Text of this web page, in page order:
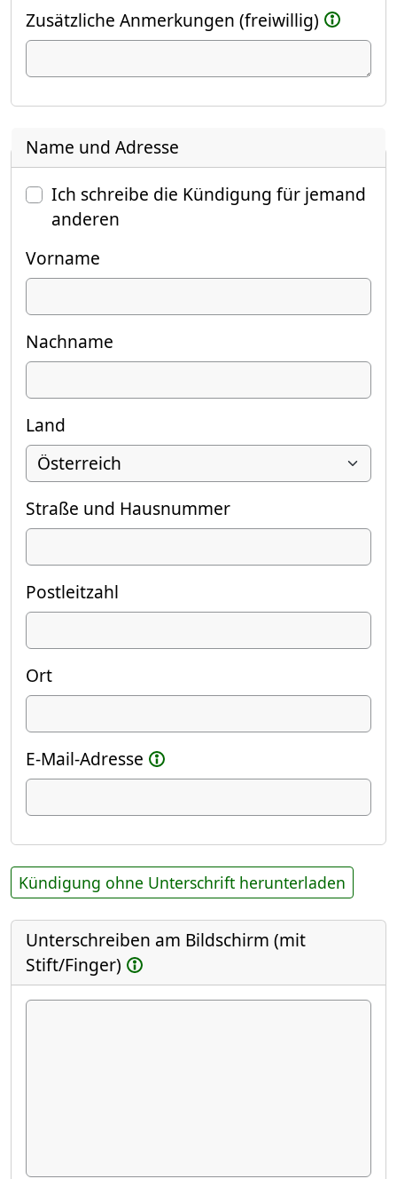
Zusätzliche Anmerkungen (freiwillig)
Name und Adresse
Ich schreibe die Kündigung für jemand
anderen
Vorname
Nachname
Land
Straße und Hausnummer
Postleitzahl
Ort
E-Mail-Adresse
Kündigung ohne Unterschrift herunterladen
Unterschreiben am Bildschirm (mit
Stift/Finger)